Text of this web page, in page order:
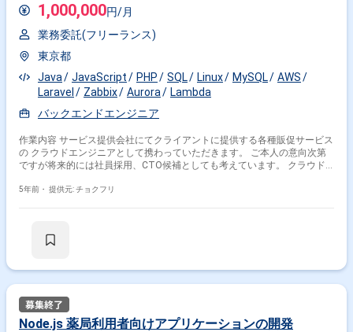
1,000,000円/月
業務委託(フリーランス)
東京都
Java
JavaScript PHP SQL Linux MySQL
AWS
Laravel
Zabbix Aurora
Lambda
バックエンドエンジニア
作業内容 サービス提供会社にてクライアントに提供する各種販促サービス
の クラウドエンジニアとして携わっていただきます。 ご本人の意向次第
ですが将来的には社員採用、CTO候補としても考えています。 クラウド
キルの共有化をお願いします。 その上で将来的にはクラウドネイティブ＆
していただくポジションです。
5年前・ 提供元: チョクフリ
Node.js 薬局利用者向けアプリケーションの開発